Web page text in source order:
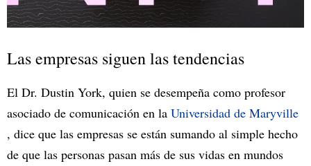
Las empresas siguen las tendencias
El Dr. Dustin York, quien se desempeña como profesor
asociado de comunicación en la Universidad de Maryville
, dice que las empresas se están sumando al simple hecho
de que las personas pasan más de sus vidas en mundos